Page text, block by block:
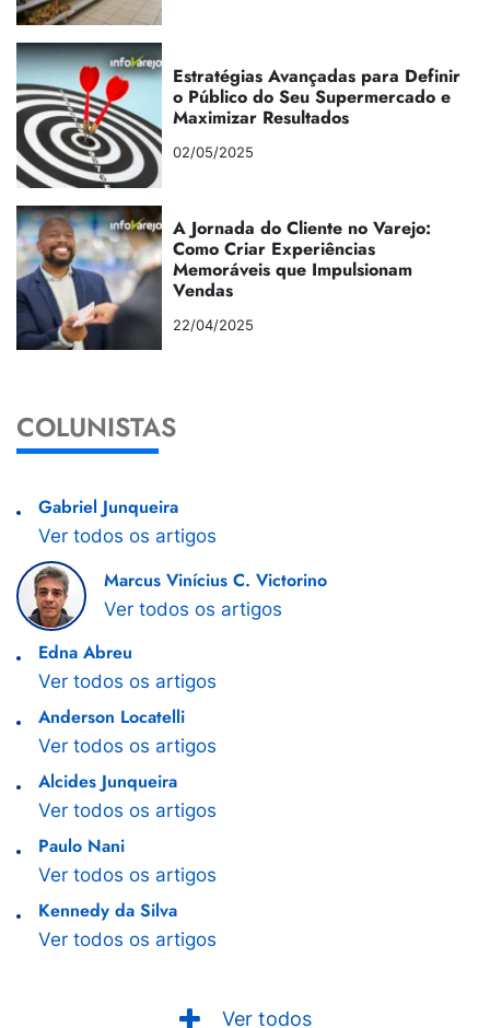
Estratégias Avançadas para Definir
o Público do Seu Supermercado e
Maximizar Resultados
02/05/2025
A Jornada do Cliente no Varejo:
Como Criar Experiências
Memoráveis que Impulsionam
Vendas
22/04/2025
COLUNISTAS
Gabriel Junqueira
Ver todos os artigos
Marcus Vinícius C. Victorino
Ver todos os artigos
Edna Abreu
Ver todos os artigos
Anderson Locatelli
Ver todos os artigos
Alcides Junqueira
Ver todos os artigos
Paulo Nani
Ver todos os artigos
Kennedy da Silva
Ver todos os artigos
Ver todos